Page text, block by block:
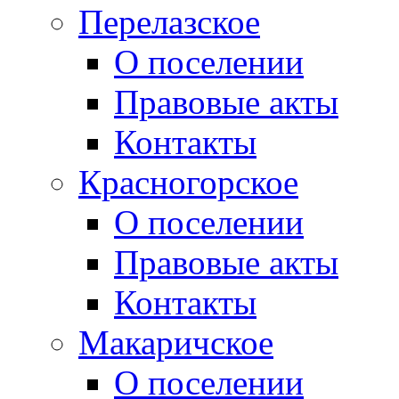
Перелазское
О поселении
Правовые акты
Контакты
Красногорское
О поселении
Правовые акты
Контакты
Макаричское
О поселении